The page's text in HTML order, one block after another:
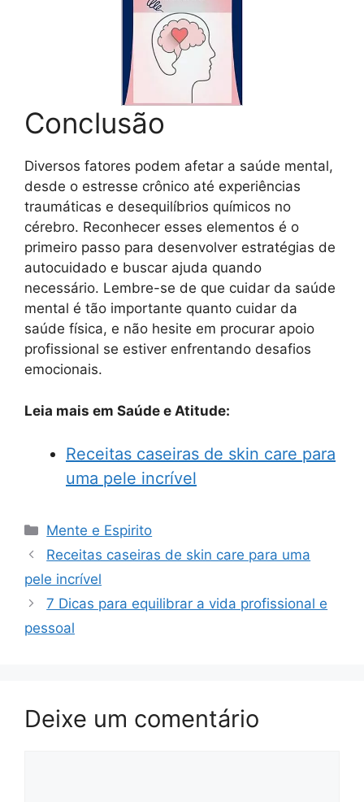
Conclusão
Diversos fatores podem afetar a saúde mental,
desde o estresse crônico até experiências
traumáticas e desequilíbrios químicos no
cérebro. Reconhecer esses elementos é o
primeiro passo para desenvolver estratégias de
autocuidado e buscar ajuda quando
necessário. Lembre-se de que cuidar da saúde
mental é tão importante quanto cuidar da
saúde física, e não hesite em procurar apoio
profissional se estiver enfrentando desafios
emocionais.
Leia mais em Saúde e Atitude:
Receitas caseiras de skin care para
uma pele incrível
Categorias
Mente e Espirito
Receitas caseiras de skin care para uma
pele incrível
7 Dicas para equilibrar a vida profissional e
pessoal
Deixe um comentário